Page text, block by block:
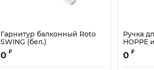
Гарнитур балконный Roto
SWING (бел.)
0 ₽
Ручка
HOPPE
бел.
Артикул:
0 ₽